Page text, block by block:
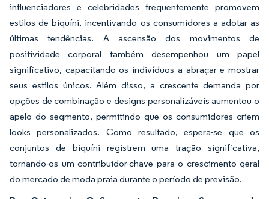
influenciadores e celebridades frequentemente promovem
estilos de biquíni, incentivando os consumidores a adotar as
últimas tendências. A ascensão dos movimentos de
positividade corporal também desempenhou um papel
significativo, capacitando os indivíduos a abraçar e mostrar
seus estilos únicos. Além disso, a crescente demanda por
opções de combinação e designs personalizáveis aumentou o
apelo do segmento, permitindo que os consumidores criem
looks personalizados. Como resultado, espera-se que os
conjuntos de biquíni registrem uma tração significativa,
tornando-os um contribuidor-chave para o crescimento geral
do mercado de moda praia durante o período de previsão.